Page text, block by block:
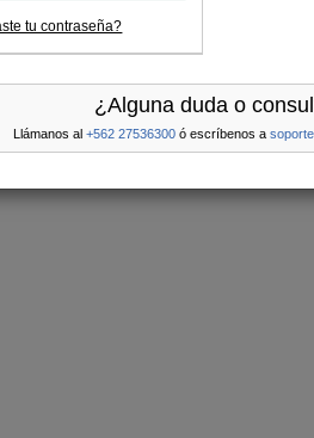
tu contraseña?
¿Alguna duda o
Llámanos al +562 27536300 ó escríbenos a